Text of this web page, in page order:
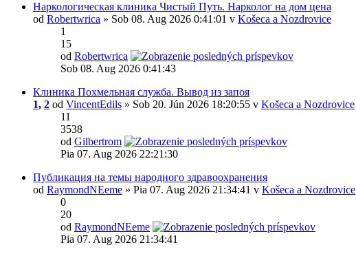
Наркологическая клиника Чистый Путь. Нарколог на дом цена
od Robertwrica » Sob 08. Aug 2026 0:41:01 v Košeca a Nozdrovice
1
15
od Robertwrica
Sob 08. Aug 2026 0:41:43
Клиника Похмельная служба. Вывод из запоя
1, 2 od VincentEdils » Sob 20. Jún 2026 18:20:55 v Košeca a Nozdrovice
11
3538
od Gilbertrom
Pia 07. Aug 2026 22:21:30
Публикация на темы народного здравоохранения
od RaymondNEeme » Pia 07. Aug 2026 21:34:41 v Košeca a Nozdrovice
0
20
od RaymondNEeme
Pia 07. Aug 2026 21:34:41